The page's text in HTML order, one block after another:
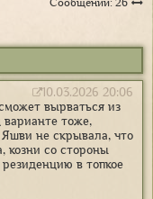
Сообщений: 26
10.03.2026 20:06
вырваться из
тоже,
Яшви не скрывала, что
козни со стороны
в топкое